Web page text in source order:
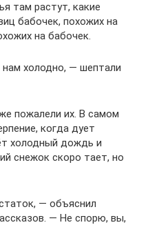
там растут, какие
бабочек, похожих на
на бабочек.
холодно, — шептали
пожалели их. В самом
когда дует
холодный дождь и
снежок скоро тает, но
— объяснил
— Не спорю, вы,